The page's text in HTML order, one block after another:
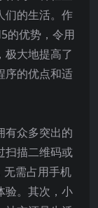
们的生活。作
的优势，令用
极大地提高了
序的优点和适
有众多突出的
扫描二维码或
无需占用手机
验。其次，小